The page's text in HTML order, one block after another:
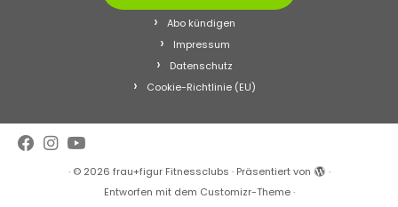
Abo kündigen
Impressum
Datenschutz
Cookie-Richtlinie (EU)
· © 2026 frau+figur Fitnessclubs · Präsentiert von
·
Entworfen mit dem Customizr-Theme·